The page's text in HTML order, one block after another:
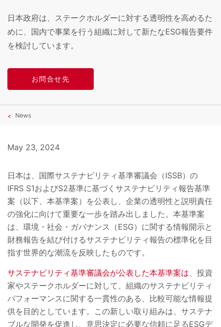
日本政府は、ステークホルダーに対する透明性を高めるた
めに、国内で事業を行う組織に対して新たなESG報告要件
を検討しています。
お問合せ先
News
May 23, 2024
日本は、国際サステナビリティ基準審議会（ISSB）の
IFRS S1およびS2基準に基づくサステナビリティ報告基準
案（以下、本基準案）を公表し、企業の透明性と説明責任
の強化に向けて重要な一歩を踏み出しました。本基準案
は、環境・社会・ガバナンス（ESG）に関する情報開示と
財務報告を結び付けるサステナビリティ報告の標準化を目
指す世界的な潮流を反映したものです。
サステナビリティ基準審議会が公表した本基準案は、投資
家やステークホルダーに対して、組織のサステナビリティ
パフォーマンスに関する一貫性のある、比較可能な情報提
供を目的としています。この新しい取り組みは、サステナ
ブルな開発を促進し、意思決定に必要な信頼に足るESGデ